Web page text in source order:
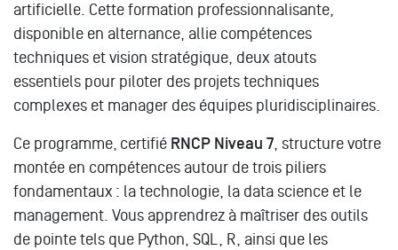
artificielle. Cette formation professionnalisante,
disponible en alternance, allie compétences
techniques et vision stratégique, deux atouts
essentiels pour piloter des projets techniques
complexes et manager des équipes pluridisciplinaires.
Ce programme, certifié RNCP Niveau 7, structure votre
montée en compétences autour de trois piliers
fondamentaux : la technologie, la data science et le
management. Vous apprendrez à maîtriser des outils
de pointe tels que Python, SQL, R, ainsi que les